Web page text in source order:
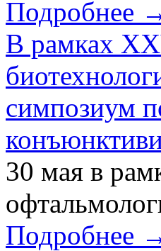
Подробнее
В рамках
симпозиум
30 мая в
Подробнее